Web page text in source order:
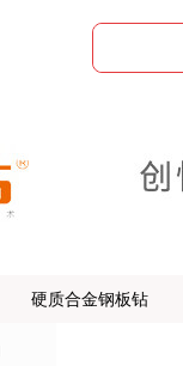
硬质合金钢板钻